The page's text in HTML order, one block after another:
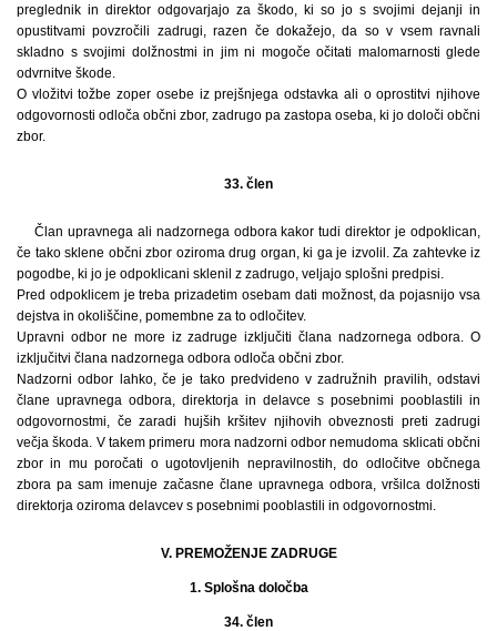
preglednik in direktor odgovarjajo za škodo, ki so jo s svojimi dejanji in
opustitvami povzročili zadrugi, razen če dokažejo, da so v vsem ravnali
skladno s svojimi dolžnostmi in jim ni mogoče očitati malomarnosti glede
odvrnitve škode.
O vložitvi tožbe zoper osebe iz prejšnjega odstavka ali o oprostitvi njihove
odgovornosti odloča občni zbor, zadrugo pa zastopa oseba, ki jo določi občni
zbor.
33. člen
Član upravnega ali nadzornega odbora kakor tudi direktor je odpoklican,
če tako sklene občni zbor oziroma drug organ, ki ga je izvolil. Za zahtevke iz
pogodbe, ki jo je odpoklicani sklenil z zadrugo, veljajo splošni predpisi.
Pred odpoklicem je treba prizadetim osebam dati možnost, da pojasnijo vsa
dejstva in okoliščine, pomembne za to odločitev.
Upravni odbor ne more iz zadruge izključiti člana nadzornega odbora. O
izključitvi člana nadzornega odbora odloča občni zbor.
Nadzorni odbor lahko, če je tako predvideno v zadružnih pravilih, odstavi
člane upravnega odbora, direktorja in delavce s posebnimi pooblastili in
odgovornostmi, če zaradi hujših kršitev njihovih obveznosti preti zadrugi
večja škoda. V takem primeru mora nadzorni odbor nemudoma sklicati občni
zbor in mu poročati o ugotovljenih nepravilnostih, do odločitve občnega
zbora pa sam imenuje začasne člane upravnega odbora, vršilca dolžnosti
direktorja oziroma delavcev s posebnimi pooblastili in odgovornostmi.
V. PREMOŽENJE ZADRUGE
1. Splošna določba
34. člen